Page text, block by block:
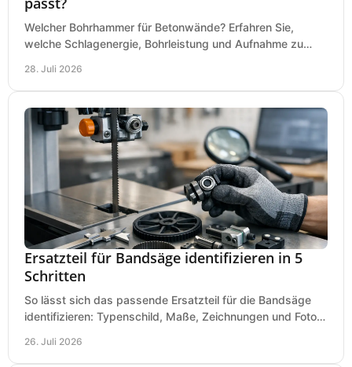
Welcher Bohrhammer für Betonwände? Erfahren Sie,
welche Schlagenergie, Bohrleistung und Aufnahme zu
28. Juli 2026
Ersatzteil für Bandsäge identifizieren in 5
Schritten
So lässt sich das passende Ersatzteil für die Bandsäge
identifizieren: Typenschild, Maße, Zeichnungen und Fotos
26. Juli 2026